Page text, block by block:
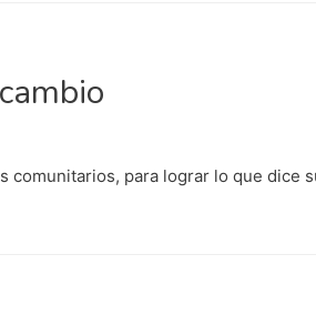
para lograr lo que dice